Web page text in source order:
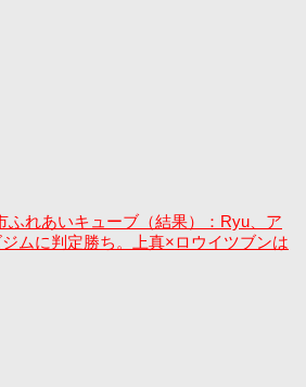
ふれあいキューブ（結果）：Ryu、ア
ムに判定勝ち。上真×ロウイツブンは